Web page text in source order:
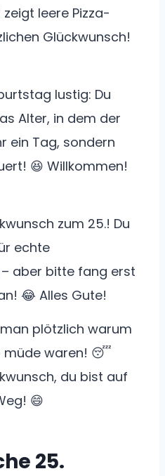
leere Pizza-
Glückwunsch!
lustig: Du
Alter, in dem der
ein Tag, sondern
😆 Willkommen!
zum 25.! Du
echte
aber bitte fang erst
😂 Alles Gute!
plötzlich warum
müde waren! 😴
du bist auf
😄
25.